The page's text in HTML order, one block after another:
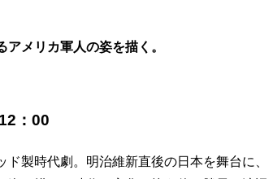
メリカ軍人の姿を描く。
：00
製時代劇。明治維新直後の日本を舞台に、